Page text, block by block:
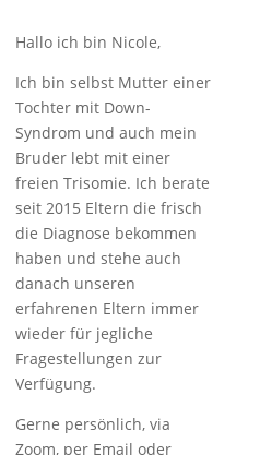
Hallo ich bin Nicole,
Ich bin selbst Mutter einer
Tochter mit Down-
Syndrom und auch mein
Bruder lebt mit einer
freien Trisomie. Ich berate
seit 2015 Eltern die frisch
die Diagnose bekommen
haben und stehe auch
danach unseren
erfahrenen Eltern immer
wieder für jegliche
Fragestellungen zur
Verfügung.
Gerne persönlich, via
Zoom, per Email oder